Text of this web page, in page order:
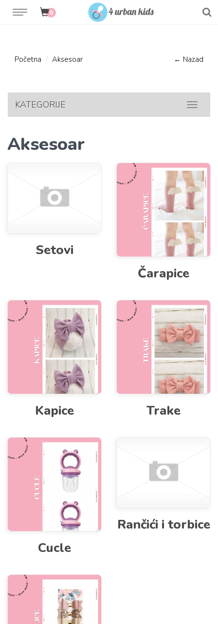
0
Početna Aksesoar ← Nazad
Toggle
KATEGORIJE
Aksesoar
Setovi
Čarapice
Kapice Trake
Cucle
Rančići i torbice